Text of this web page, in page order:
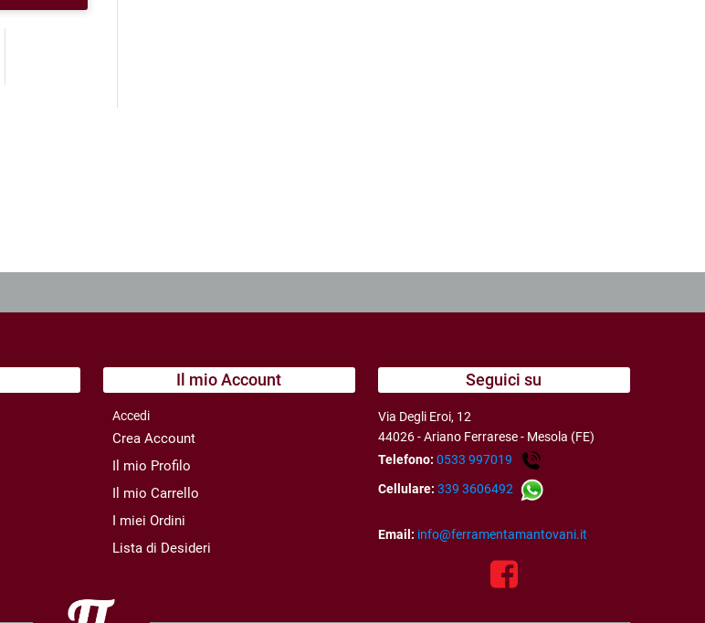
Il mio Account
Accedi
Crea Account
Il mio Profilo
Il mio Carrello
I miei Ordini
Lista di Desideri
Seguici su
Via Degli Eroi, 12
44026 - Ariano Ferrarese - Mesola (FE)
Telefono: 0533 997019
Cellulare: 339 3606492
Email: info@ferramentamantovani.it